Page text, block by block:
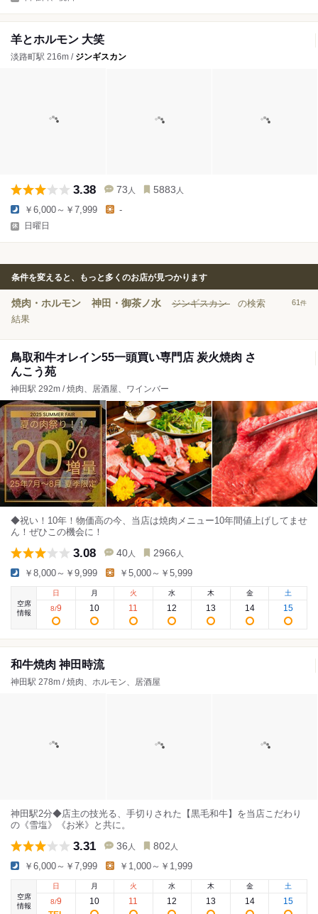
羊とホルモン 大笑
淡路町駅 216m / ジンギスカン
3.38 73 人 5883 人
￥6,000～￥7,999 -
日曜日
条件を変えると、もっと多くのお店が見つかります
焼肉・ホルモン 神田・御茶ノ水 ジンギスカン
の検索
結果
61 件
鳥取和牛オレイン55一頭買い専門店 炭火焼肉 さ
んこう苑
神田駅 292m / 焼肉、居酒屋、ワインバー
◆祝い！10年！物価高の今、当店は焼肉メニュー10年間値上げしてませ
ん！ぜひこの機会に！
3.08 40 人 2966 人
￥8,000～￥9,999 ￥5,000～￥5,999
空席
情報
日
8/9
月
10
火
11
水
12
木
13
金
14
土
15
和牛焼肉 神田時流
神田駅 278m / 焼肉、ホルモン、居酒屋
神田駅2分◆店主の技光る、手切りされた【黒毛和牛】を当店こだわり
の《雪塩》《お米》と共に。
3.31 36 人 802 人
￥6,000～￥7,999 ￥1,000～￥1,999
空席
情報
日
8/9
月
10
火
11
水
12
木
13
金
14
土
15